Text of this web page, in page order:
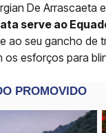
De Arrascaeta
serve ao
ao seu gancho de
os esforços para